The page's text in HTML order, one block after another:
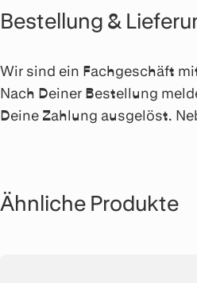
Bestellung &
Wir sind ein Fachgeschäft
Nach Deiner Bestellung
Deine Zahlung ausgelöst.
Ähnliche Produkte